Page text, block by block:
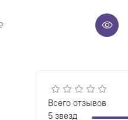
Всего отзывов
5 звезд